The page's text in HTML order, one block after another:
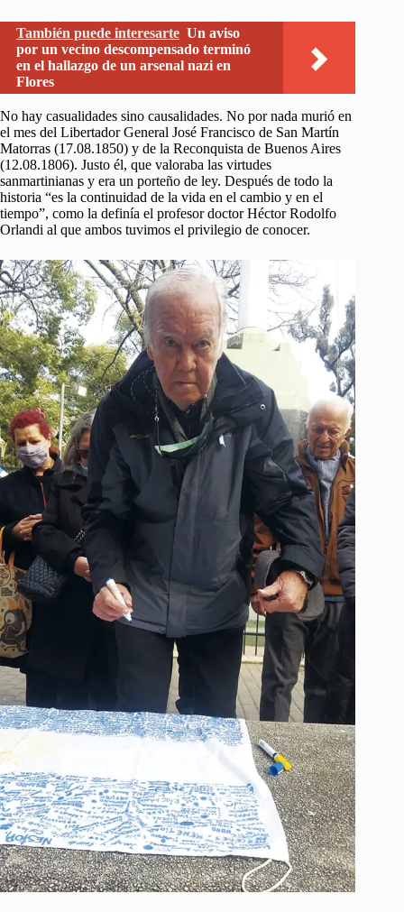
También puede interesarte Un aviso
por un vecino descompensado terminó
en el hallazgo de un arsenal nazi en
Flores
No hay casualidades sino causalidades. No por nada murió en
el mes del Libertador General José Francisco de San Martín
Matorras (17.08.1850) y de la Reconquista de Buenos Aires
(12.08.1806). Justo él, que valoraba las virtudes
sanmartinianas y era un porteño de ley. Después de todo la
historia “es la continuidad de la vida en el cambio y en el
tiempo”, como la definía el profesor doctor Héctor Rodolfo
Orlandi al que ambos tuvimos el privilegio de conocer.